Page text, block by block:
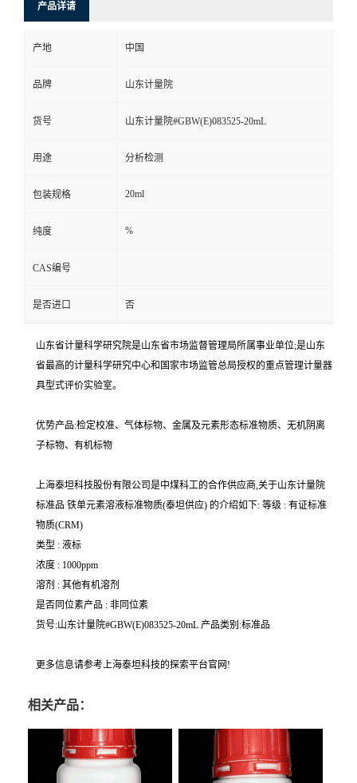
产品详请
产地 中国
品牌 山东计量院
货号 山东计量院#GBW(E)083525-20mL
用途 分析检测
包装规格 20ml
纯度 %
CAS编号
是否进口 否
山东省计量科学研究院是山东省市场监督管理局所属事业单位;是山东
省最高的计量科学研究中心和国家市场监管总局授权的重点管理计量器
具型式评价实验室。
优势产品:检定校准、气体标物、金属及元素形态标准物质、无机阴离
子标物、有机标物
上海泰坦科技股份有限公司是中煤科工的合作供应商,关于山东计量院
标准品 铁单元素溶液标准物质(泰坦供应) 的介绍如下: 等级 : 有证标准
物质(CRM)
类型 : 液标
浓度 : 1000ppm
溶剂 : 其他有机溶剂
是否同位素产品 : 非同位素
货号:山东计量院#GBW(E)083525-20mL 产品类别:标准品
更多信息请参考上海泰坦科技的探索平台官网!
相关产品：